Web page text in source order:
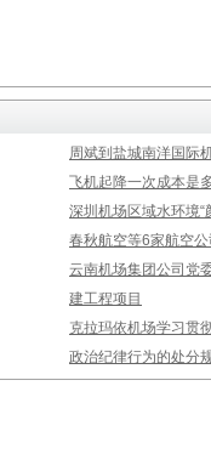
周斌到盐城南洋国际
飞机起降一次成本是
深圳机场区域水环境“
春秋航空等6家航空
云南机场集团公司党
建工程项目
克拉玛依机场学习贯
政治纪律行为的处分